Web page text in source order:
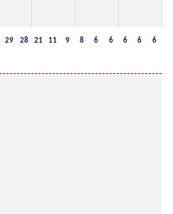
29 28 21 11 9 8 6 6 6 6 6